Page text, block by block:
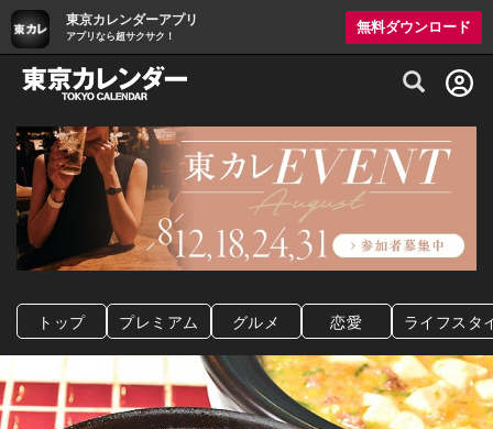
東京カレンダーアプリ
アプリなら超サクサク！
無料ダウンロード
グルメ情報・プレミアムレストラン予約
トップ プレミアム グルメ 恋愛 ライフスタ